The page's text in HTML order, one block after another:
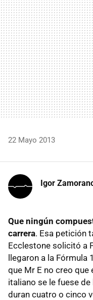
22 Mayo 2013
Igor
Que ningún
carrera. Esa petición
Ecclestone solicitó a
llegaron a la Fórmula
que Mr E no creo
italiano se le fuese
duran cuatro o cinco